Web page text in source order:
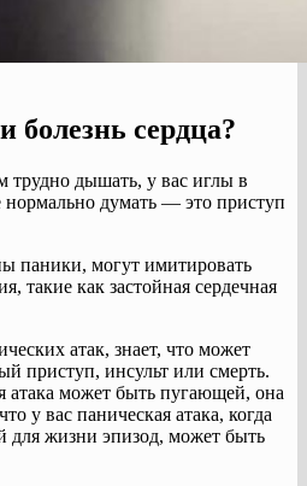
болезнь сердца?
трудно дышать, у вас иглы в
думать — это приступ
паники, могут имитировать
такие как застойная сердечная
атак, знает, что может
приступ, инсульт или смерть.
атака может быть пугающей, она
у вас паническая атака, когда
для жизни эпизод, может быть